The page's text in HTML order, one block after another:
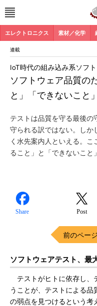
エレクトロニクス 素材／化学
連載
ソフトウェア品質の
と」「できないこと」
IoT時代の組み込み系ソフト
テストは品質を守る最後の
守られる訳ではない。しか
く水先案内人といえる。こ
ること」と「できないこと
Share Post
前のペー
ソフトウェアテスト、最
テストがヒトに依存し、
うことが、テストによる
の弱点を見つけるという考